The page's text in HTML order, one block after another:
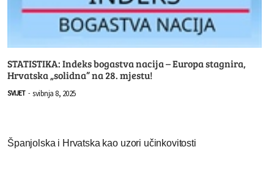
STATISTIKA: Indeks bogastva nacija – Europa stagnira,
Hrvatska „solidna” na 28. mjestu!
SVIJET - svibnja 8, 2025
Španjolska i Hrvatska kao uzori učinkovitosti